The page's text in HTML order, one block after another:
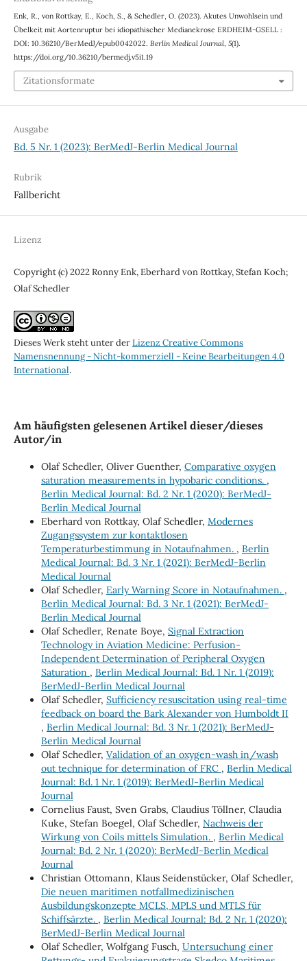
Enk, R., von Rottkay, E., Koch, S., & Schedler, O. (2023). Akutes Unwohlsein und
Übelkeit mit Aortenruptur bei idiopathischer Medianekrose ERDHEIM-GSELL :
DOI: 10.36210/BerMedJ/epub0042022. Berlin Medical Journal, 5(1).
https://doi.org/10.36210/bermedj.v5i1.19
Zitationsformate
Ausgabe
Bd. 5 Nr. 1 (2023): BerMedJ-Berlin Medical Journal
Rubrik
Fallbericht
Lizenz
Copyright (c) 2022 Ronny Enk, Eberhard von Rottkay, Stefan Koch;
Olaf Schedler
Dieses Werk steht unter derLizenz Creative Commons
Namensnennung - Nicht-kommerziell - Keine Bearbeitungen 4.0
International.
Am häufigsten gelesenen Artikel dieser/dieses
Autor/in
Olaf Schedler, Oliver Guenther, Comparative oxygen
saturation measurements in hypobaric conditions. ,
Berlin Medical Journal: Bd. 2 Nr. 1 (2020): BerMedJ-
Berlin Medical Journal
Eberhard von Rottkay, Olaf Schedler, Modernes
Zugangssystem zur kontaktlosen
Temperaturbestimmung in Notaufnahmen. , Berlin
Medical Journal: Bd. 3 Nr. 1 (2021): BerMedJ-Berlin
Medical Journal
Olaf Schedler, Early Warning Score in Notaufnahmen. ,
Berlin Medical Journal: Bd. 3 Nr. 1 (2021): BerMedJ-
Berlin Medical Journal
Olaf Schedler, Renate Boye, Signal Extraction
Technology in Aviation Medicine: Perfusion-
Independent Determination of Peripheral Oxygen
Saturation , Berlin Medical Journal: Bd. 1 Nr. 1 (2019):
BerMedJ-Berlin Medical Journal
Olaf Schedler, Sufficiency resuscitation using real-time
feedback on board the Bark Alexander von Humboldt II
, Berlin Medical Journal: Bd. 3 Nr. 1 (2021): BerMedJ-
Berlin Medical Journal
Olaf Schedler, Validation of an oxygen-wash in/wash
out technique for determination of FRC , Berlin Medical
Journal: Bd. 1 Nr. 1 (2019): BerMedJ-Berlin Medical
Journal
Cornelius Faust, Sven Grabs, Claudius Töllner, Claudia
Kuke, Stefan Boegel, Olaf Schedler, Nachweis der
Wirkung von Coils mittels Simulation. , Berlin Medical
Journal: Bd. 2 Nr. 1 (2020): BerMedJ-Berlin Medical
Journal
Christian Ottomann, Klaus Seidenstücker, Olaf Schedler,
Die neuen maritimen notfallmedizinischen
Ausbildungskonzepte MCLS, MPLS und MTLS für
Schiffsärzte. , Berlin Medical Journal: Bd. 2 Nr. 1 (2020):
BerMedJ-Berlin Medical Journal
Olaf Schedler, Wolfgang Fusch, Untersuchung einer